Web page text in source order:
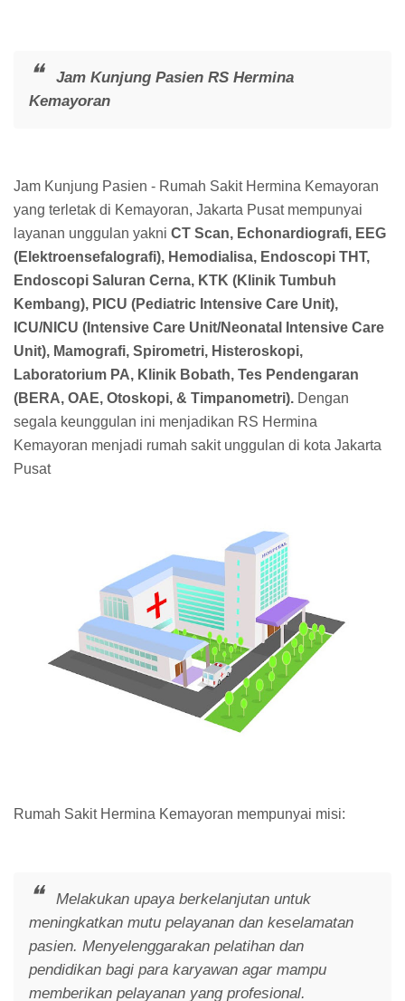
Jam Kunjung Pasien RS Hermina
Kemayoran
Jam Kunjung Pasien - Rumah Sakit Hermina Kemayoran
yang terletak di Kemayoran, Jakarta Pusat mempunyai
layanan unggulan yakni CT Scan, Echonardiografi, EEG
(Elektroensefalografi), Hemodialisa, Endoscopi THT,
Endoscopi Saluran Cerna, KTK (Klinik Tumbuh
Kembang), PICU (Pediatric Intensive Care Unit),
ICU/NICU (Intensive Care Unit/Neonatal Intensive Care
Unit), Mamografi, Spirometri, Histeroskopi,
Laboratorium PA, Klinik Bobath, Tes Pendengaran
(BERA, OAE, Otoskopi, & Timpanometri). Dengan
segala keunggulan ini menjadikan RS Hermina
Kemayoran menjadi rumah sakit unggulan di kota Jakarta
Pusat
Rumah Sakit Hermina Kemayoran mempunyai misi:
Melakukan upaya berkelanjutan untuk
meningkatkan mutu pelayanan dan keselamatan
pasien. Menyelenggarakan pelatihan dan
pendidikan bagi para karyawan agar mampu
memberikan pelayanan yang profesional.